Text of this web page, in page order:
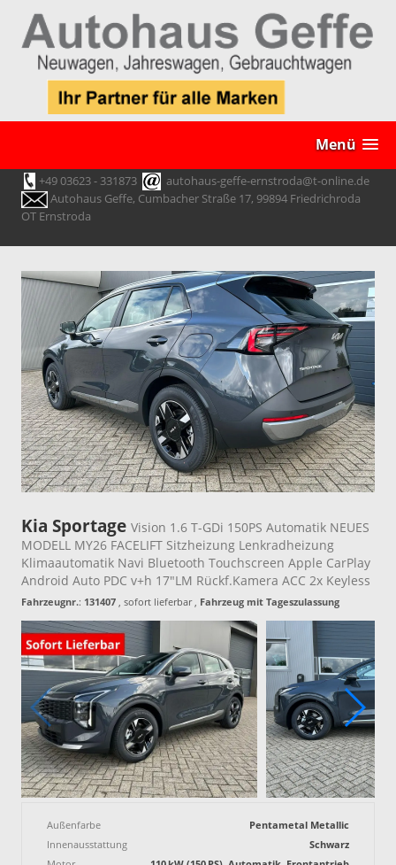
Menü
+49 03623 - 331873
autohaus-geffe-ernstroda@t-online.de
Autohaus Geffe, Cumbacher Straße 17, 99894 Friedrichroda
OT Ernstroda
Kia Sportage Vision 1.6 T-GDi 150PS Automatik NEUES
MODELL MY26 FACELIFT Sitzheizung Lenkradheizung
Klimaautomatik Navi Bluetooth Touchscreen Apple CarPlay
Android Auto PDC v+h 17"LM Rückf.Kamera ACC 2x Keyless
Fahrzeugnr.: 131407 , sofort lieferbar, Fahrzeug mit Tageszulassung
Außenfarbe
Pentametal Metallic
Innenausstattung
Schwarz